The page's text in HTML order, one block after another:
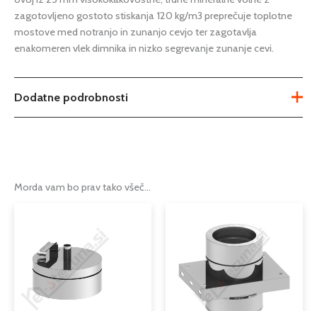
zagotovljeno gostoto stiskanja 120 kg/m3 preprečuje toplotne
mostove med notranjo in zunanjo cevjo ter zagotavlja
enakomeren vlek dimnika in nizko segrevanje zunanje cevi.
Dodatne podrobnosti
troslojni dimniki iz nerjaveče
Podkategorija3
troslojna dimniška držala,
distančniki, objemke, tesnila
Morda vam bo prav tako všeč…